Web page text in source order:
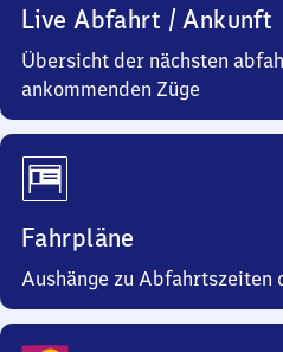
Live Abfahrt / Ankunft
Übersicht der nächsten
ankommenden Züge
Fahrpläne
Aushänge zu Abfahrtszeiten